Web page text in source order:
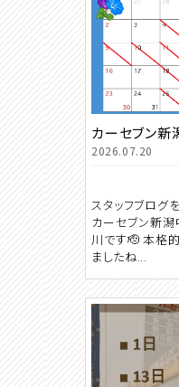
カーセブン新
2026.07.20
スタッフブログ
カーセブン新潟
川です🫡 本格
ましたね...